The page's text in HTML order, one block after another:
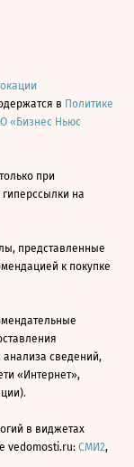
в Политике
«Бизнес Ньюс
при
на
представленные
к покупке
сведений,
«Интернет»,
в виджетах
vedomosti.ru: СМИ2,